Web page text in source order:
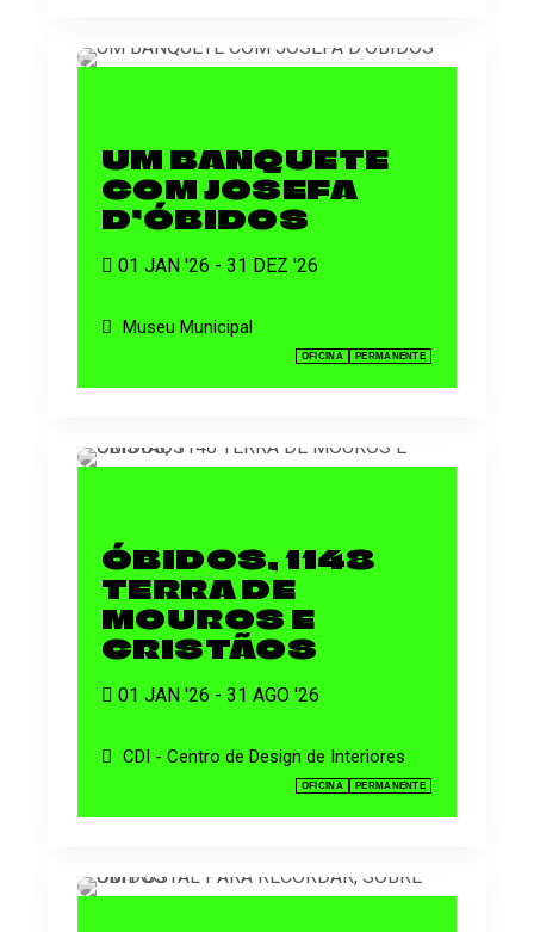
01 JAN '26 - 31 DEZ '26
UM BANQUETE
COM JOSEFA
D’ÓBIDOS
Museu Municipal
OFICINA PERMANENTE
01 JAN '26 - 31 AGO '26
ÓBIDOS, 1148
TERRA DE
MOUROS E
CRISTÃOS
CDI - Centro de Design de Interiores
OFICINA PERMANENTE